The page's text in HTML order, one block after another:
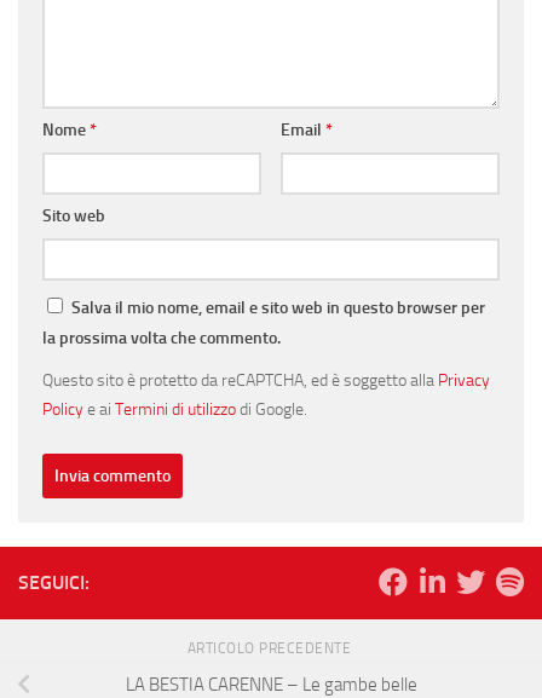
Nome* Email *
Sito web
Salva il mio nome, email e sito web in questo browser per
la prossima volta che commento.
Questo sito è protetto da reCAPTCHA, ed è soggetto alla Privacy
Policye ai Termini di utilizzodi Google.
SEGUICI:
ARTICOLO PRECEDENTE
LA BESTIA CARENNE – Le gambe belle